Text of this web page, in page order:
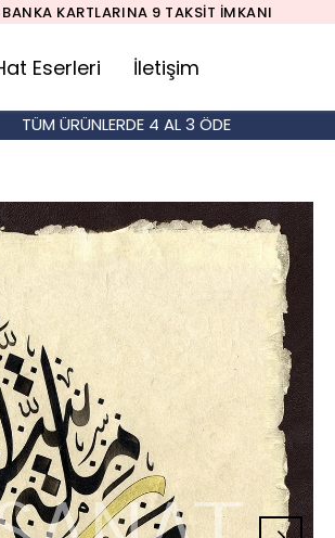
İMKANI
Eserleri İletişim
ÜRÜNLERDE 4 AL 3 ÖDE